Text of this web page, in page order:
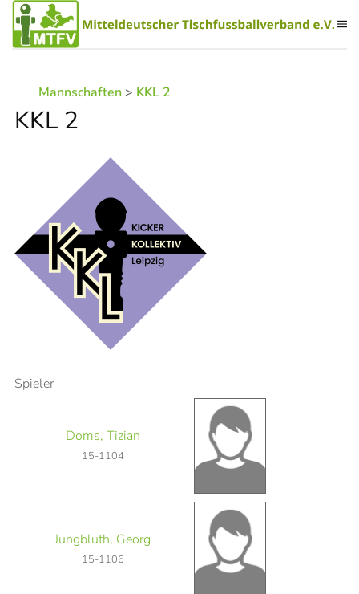
Zum Hauptinhalt springen
Mannschaften > KKL 2
KKL 2
Spieler
Doms, Tizian
15-1104
Jungbluth, Georg
15-1106